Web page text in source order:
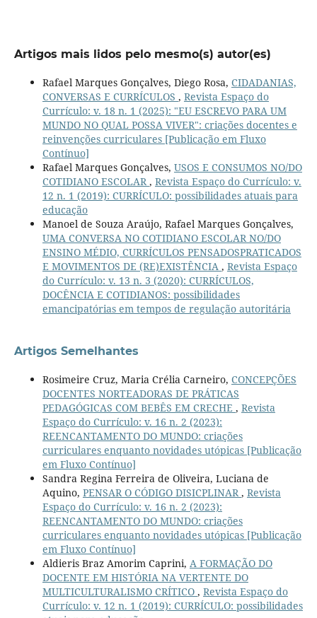
Artigos mais lidos pelo mesmo(s) autor(es)
Rafael Marques Gonçalves, Diego Rosa, CIDADANIAS,
CONVERSAS E CURRÍCULOS , Revista Espaço do
Currículo: v. 18 n. 1 (2025): "EU ESCREVO PARA UM
MUNDO NO QUAL POSSA VIVER": criações docentes e
reinvenções curriculares [Publicação em Fluxo
Contínuo]
Rafael Marques Gonçalves, USOS E CONSUMOS NO/DO
COTIDIANO ESCOLAR , Revista Espaço do Currículo: v.
12 n. 1 (2019): CURRÍCULO: possibilidades atuais para
educação
Manoel de Souza Araújo, Rafael Marques Gonçalves,
UMA CONVERSA NO COTIDIANO ESCOLAR NO/DO
ENSINO MÉDIO, CURRÍCULOS PENSADOSPRATICADOS
E MOVIMENTOS DE (RE)EXISTÊNCIA , Revista Espaço
do Currículo: v. 13 n. 3 (2020): CURRÍCULOS,
DOCÊNCIA E COTIDIANOS: possibilidades
emancipatórias em tempos de regulação autoritária
Artigos Semelhantes
Rosimeire Cruz, Maria Crélia Carneiro, CONCEPÇÕES
DOCENTES NORTEADORAS DE PRÁTICAS
PEDAGÓGICAS COM BEBÊS EM CRECHE , Revista
Espaço do Currículo: v. 16 n. 2 (2023):
REENCANTAMENTO DO MUNDO: criações
curriculares enquanto novidades utópicas [Publicação
em Fluxo Contínuo]
Sandra Regina Ferreira de Oliveira, Luciana de
Aquino, PENSAR O CÓDIGO DISICPLINAR , Revista
Espaço do Currículo: v. 16 n. 2 (2023):
REENCANTAMENTO DO MUNDO: criações
curriculares enquanto novidades utópicas [Publicação
em Fluxo Contínuo]
Aldieris Braz Amorim Caprini, A FORMAÇÃO DO
DOCENTE EM HISTÓRIA NA VERTENTE DO
MULTICULTURALISMO CRÍTICO , Revista Espaço do
Currículo: v. 12 n. 1 (2019): CURRÍCULO: possibilidades